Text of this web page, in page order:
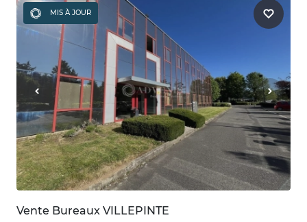
MIS À JOUR
Vente Bureaux VILLEPINTE